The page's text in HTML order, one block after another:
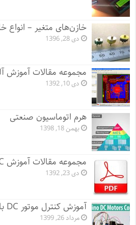
خازن‌های متغیر – انواع
دی 28, 1396
مجموعه مقالات آموزش
دی 10, 1392
هرم اتوماسیون صنعتی
بهمن 18, 1398
مجموعه مقالات آموزش PLC
دی 23, 1392
آموزش کنترل موتور DC با آردوینو
مرداد 26, 1399